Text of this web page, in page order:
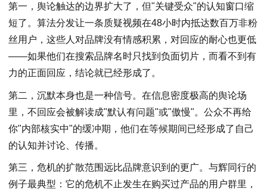
第一，舆论触达的边界扩大了，但"关键受众"的认知窗口缩
短了。算法分发让一条质疑视频在48小时内抵达数百万非粉
丝用户，这些人对品牌没有情感积累，对回应的耐心也更低
——如果他们在搜索品牌名时只找到负面切片，而看不到有
力的正面回应，结论就已经形成了。
第二，沉默本身也是一种信号。在信息密度极高的舆论场
里，不回应会被解读成"默认有问题"或"傲慢"。公众不再给
你"内部核实中"的缓冲期，他们在等候期间已经形成了自己
的认知并讨论、传播。
第三，危机的扩散范围远比品牌意识到的更广。与辉同行的
例子最典型：它的危机不止发生在购买过产品的用户群里，